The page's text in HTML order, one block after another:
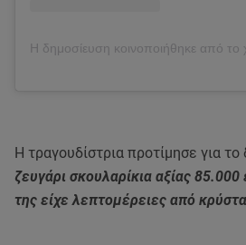
Η τραγουδίστρια προτίμησε για
ζευγάρι σκουλαρίκια αξίας
της είχε λεπτομέρειες από